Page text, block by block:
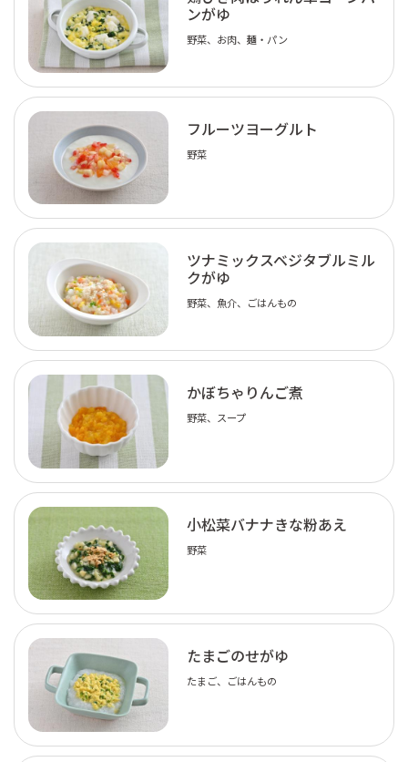
ンがゆ
野菜、お肉、麺・パン
フルーツヨーグルト
野菜
ツナミックスベジタブルミル
クがゆ
野菜、魚介、ごはんもの
かぼちゃりんご煮
野菜、スープ
小松菜バナナきな粉あえ
野菜
たまごのせがゆ
たまご、ごはんもの